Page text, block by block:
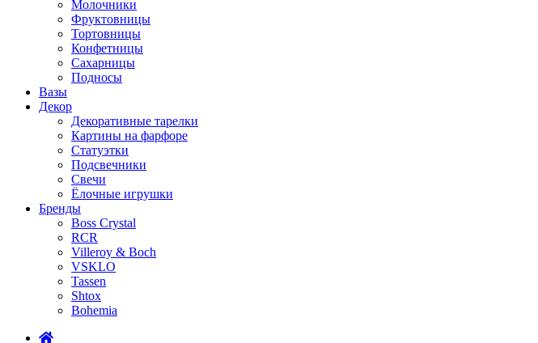
Молочники
Фруктовницы
Тортовницы
Конфетницы
Сахарницы
Подносы
Вазы
Декор
Декоративные тарелки
Картины на фарфоре
Статуэтки
Подсвечники
Свечи
Ёлочные игрушки
Бренды
Boss Crystal
RCR
Villeroy & Boch
VSKLO
Tassen
Shtox
Bohemia